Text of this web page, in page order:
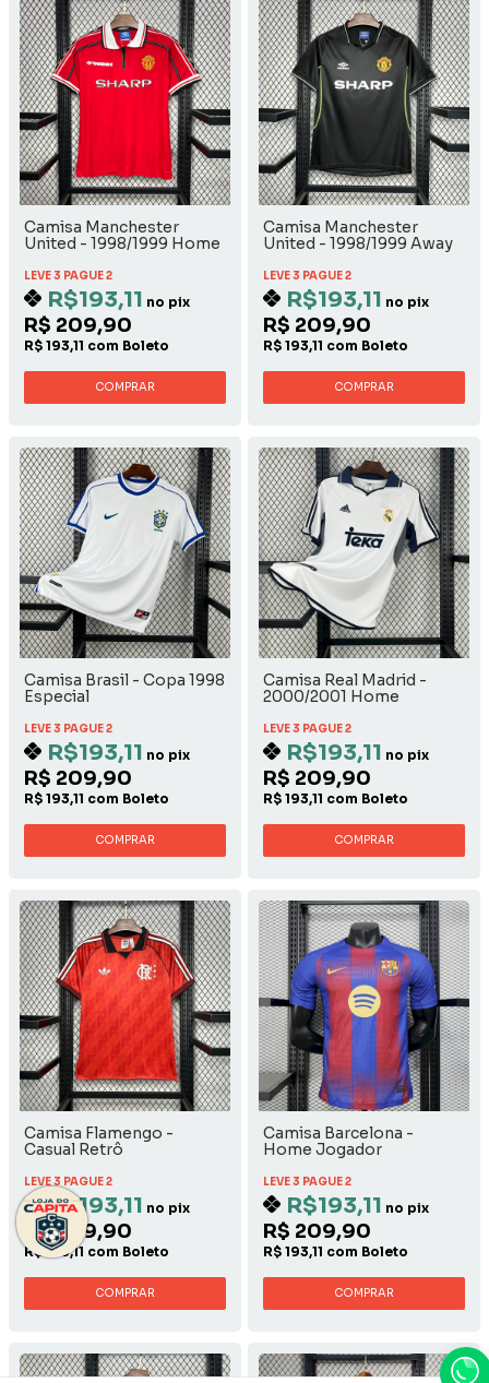
Camisa Manchester
United - 1998/1999 Home
LEVE 3 PAGUE 2
R$193,11 no pix
R$ 209,90
R$ 193,11 com Boleto
COMPRAR
Camisa Manchester
United - 1998/1999 Away
LEVE 3 PAGUE 2
R$193,11 no pix
R$ 209,90
R$ 193,11 com Boleto
COMPRAR
Camisa Brasil - Copa 1998
Especial
LEVE 3 PAGUE 2
R$193,11 no pix
R$ 209,90
R$ 193,11 com Boleto
COMPRAR
Camisa Real Madrid -
2000/2001 Home
LEVE 3 PAGUE 2
R$193,11 no pix
R$ 209,90
R$ 193,11 com Boleto
COMPRAR
Camisa Flamengo -
Casual Retrô
LEVE 3 PAGUE 2
R$193,11 no pix
R$ 209,90
R$ 193,11 com Boleto
COMPRAR
Camisa Barcelona -
Home Jogador
LEVE 3 PAGUE 2
R$193,11 no pix
R$ 209,90
R$ 193,11 com Boleto
COMPRAR